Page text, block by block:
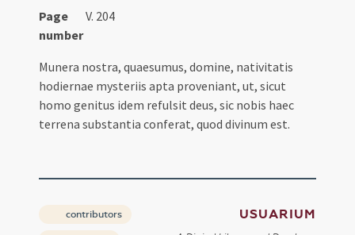
Page
number
V. 204
Munera nostra, quaesumus, domine, nativitatis
hodiernae mysteriis apta proveniant, ut, sicut
homo genitus idem refulsit deus, sic nobis haec
terrena substantia conferat, quod divinum est.
contributors USUARIUM